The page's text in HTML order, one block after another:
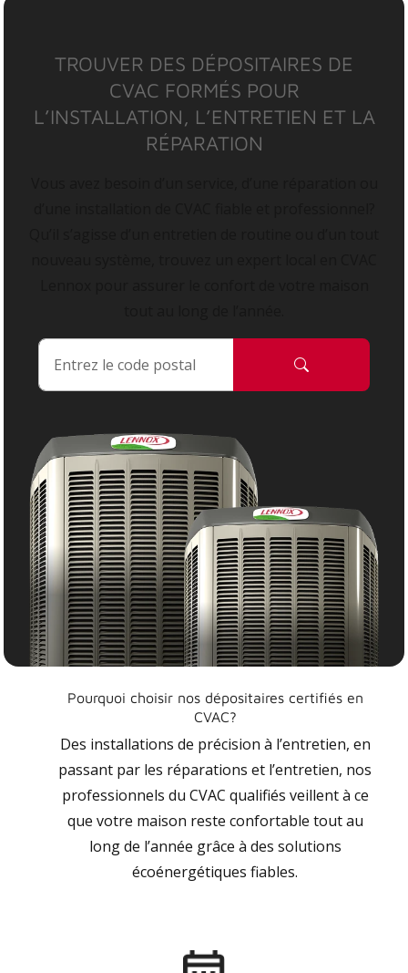
TROUVER DES DÉPOSITAIRES DE
CVAC FORMÉS POUR
L’INSTALLATION, L’ENTRETIEN ET LA
RÉPARATION
Pourquoi choisir nos dépositaires certifiés en
CVAC?
Des installations de précision à l’entretien, en
passant par les réparations et l’entretien, nos
professionnels du CVAC qualifiés veillent à ce
que votre maison reste confortable tout au
long de l’année grâce à des solutions
écoénergétiques fiables.